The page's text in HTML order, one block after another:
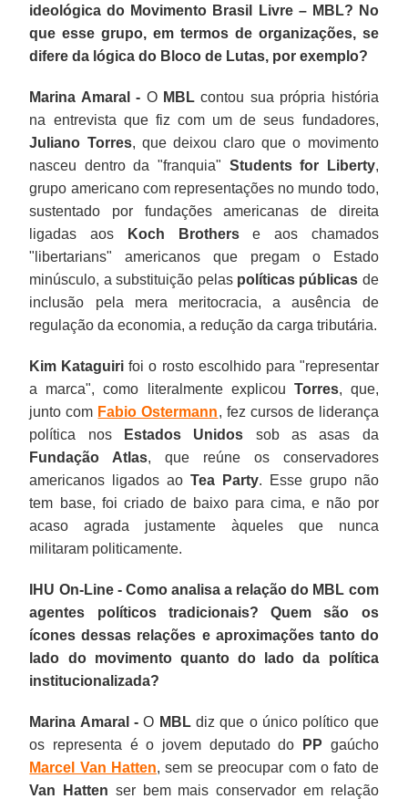
ideológica do Movimento Brasil Livre – MBL? No
que esse grupo, em termos de organizações, se
difere da lógica do Bloco de Lutas, por exemplo?
Marina Amaral - O MBL contou sua própria história
na entrevista que fiz com um de seus fundadores,
Juliano Torres, que deixou claro que o movimento
nasceu dentro da "franquia" Students for Liberty,
grupo americano com representações no mundo todo,
sustentado por fundações americanas de direita
ligadas aos
Koch Brotherse aos chamados
"libertarians" americanos que pregam o Estado
minúsculo, a substituição pelas políticas públicas de
inclusão pela mera meritocracia, a ausência de
regulação da economia, a redução da carga tributária.
Kim Kataguiri foi o rosto escolhido para "representar
a marca", como literalmente explicou Torres, que,
junto com Fabio Ostermann, fez cursos de liderança
política nos
Estados Unidos sob as asas da
Fundação Atlas, que reúne os conservadores
americanos ligados aoTea Party. Esse grupo não
tem base, foi criado de baixo para cima, e não por
acaso agrada justamente àqueles que nunca
militaram politicamente.
IHU On-Line - Como analisa a relação do MBL com
agentes políticos tradicionais? Quem são os
ícones dessas relações e aproximações tanto do
lado do movimento quanto do lado da política
institucionalizada?
Marina Amaral - O MBLdiz que o único político que
os representa é o jovem deputado do
PP gaúcho
Marcel Van Hatten, sem se preocupar com o fato de
Van Hatten ser bem mais conservador em relação